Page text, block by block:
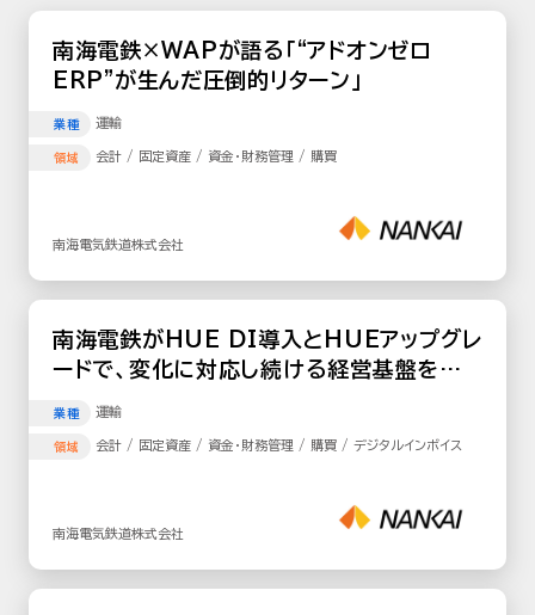
南海電鉄×WAPが語る「“アドオンゼロ
ERP”が生んだ圧倒的リターン」
業種 運輸
領域 会計 / 固定資産 / 資金・財務管理 / 購買
南海電気鉄道株式会社
南海電鉄がHUE DI導入とHUEアップグレ
ードで、変化に対応し続ける経営基盤を構
業種 運輸
領域 会計 / 固定資産 / 資金・財務管理 / 購買 / デジタルインボイス
南海電気鉄道株式会社